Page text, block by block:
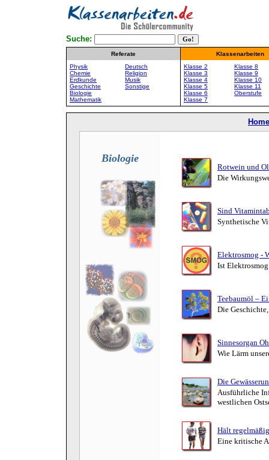
Suche:
Referate
Klassenarbeiten
Physik
Chemie
Erdkunde
Geschichte
Biologie
Mathematik
Deutsch
Religion
Musik
Sonstige
Klasse 2
Klasse 3
Klasse 4
Klasse 5
Klasse 6
Klasse 7
Klasse 8
Klasse 9
Klasse 10
Klasse 11
Oberstufe
Home
Biologie
Rotwein und
Die
Sind
Synthetische
Elektrosmog -
Ist
Teebaumöl –
Die
Sinnesorgan
Wie Lärm
Die
Ausführliche
westlichen
Hält
Eine kritische